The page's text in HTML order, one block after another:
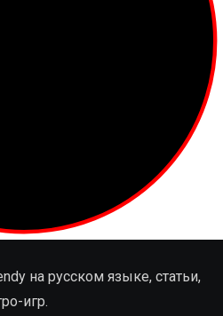
на русском языке, статьи,
игр.